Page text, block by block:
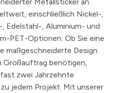
Metallsticker an
einschließlich Nickel-,
Edelstahl-, Aluminium- und
PET-Optionen. Ob Sie eine
maßgeschneiderte Design
Großauftrag benötigen,
zwei Jahrzehnte
jedem Projekt. Mit unserer